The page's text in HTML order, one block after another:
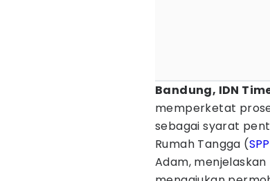
Bandung, IDN
memperketat
sebagai syarat
Rumah Tangga (
Adam,